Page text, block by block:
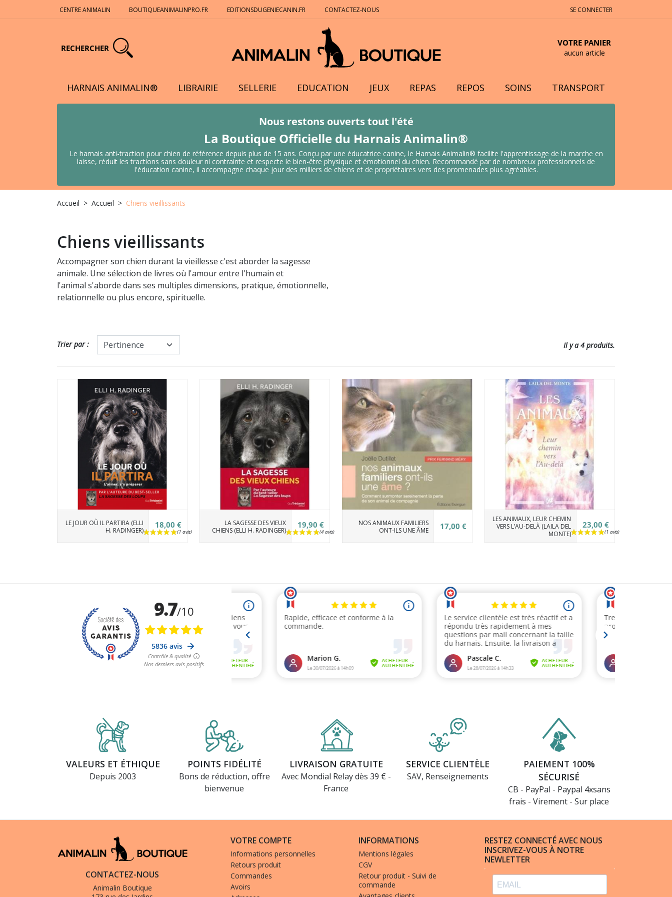
CENTRE ANIMALIN BOUTIQUEANIMALINPRO.FR EDITIONSDUGENIECANIN.FR CONTACTEZ-NOUS SE CONNECTER
RECHERCHER
VOTRE PANIER
aucun article
HARNAIS ANIMALIN® LIBRAIRIE SELLERIE EDUCATION JEUX REPAS REPOS SOINS TRANSPORT
Nous restons ouverts tout l'été
La Boutique Officielle du Harnais Animalin®
Le harnais anti-traction pour chien de référence depuis plus de 15 ans. Conçu par une éducatrice canine, le Harnais Animalin® facilite l'apprentissage de la marche en
laisse, réduit les tractions sans douleur ni contrainte et respecte le bien-être physique et émotionnel du chien. Recommandé par de nombreux professionnels de
l'éducation canine, il accompagne chaque jour des milliers de chiens et de propriétaires vers des promenades plus agréables.
Accueil Accueil Chiens vieillissants
Chiens vieillissants
Accompagner son chien durant la vieillesse c'est aborder la sagesse
animale. Une sélection de livres où l'amour entre l'humain et
l'animal s'aborde dans ses multiples dimensions, pratique, émotionnelle,
relationnelle ou plus encore, spirituelle.
Trier par : Il y a 4 produits.
LE JOUR OÙ IL PARTIRA (ELLI
H. RADINGER)
18,00 €
LA SAGESSE DES VIEUX
CHIENS (ELLI H. RADINGER)
(4 avis)
19,90 €
NOS ANIMAUX FAMILIERS
ONT-ILS UNE ÂME
17,00 €
LES ANIMAUX, LEUR CHEMIN
VERS L’AU-DELÀ (LAILA DEL
MONTE)
23,00 €
VALEURS ET ÉTHIQUE
Depuis 2003
POINTS FIDÉLITÉ
Bons de réduction, offre
bienvenue
LIVRAISON GRATUITE
Avec Mondial Relay dès 39 € -
France
SERVICE CLIENTÈLE
SAV, Renseignements
PAIEMENT 100%
SÉCURISÉ
CB - PayPal - Paypal 4xsans
frais - Virement - Sur place
CONTACTEZ-NOUS
Animalin Boutique
VOTRE COMPTE
Informations personnelles
Retours produit
Commandes
Avoirs
INFORMATIONS
Mentions légales
CGV
Retour produit - Suivi de
commande
RESTEZ CONNECTÉ AVEC NOUS
INSCRIVEZ-VOUS À NOTRE
NEWLETTER